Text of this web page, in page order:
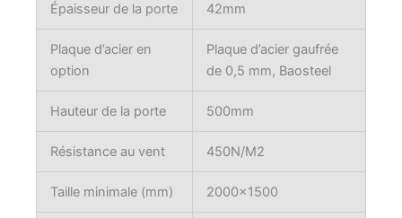
Épaisseur de la porte 42mm
Plaque d’acier en
option
Plaque d’acier gaufrée
de 0,5 mm, Baosteel
Hauteur de la porte 500mm
Résistance au vent 450N/M2
Taille minimale (mm) 2000×1500